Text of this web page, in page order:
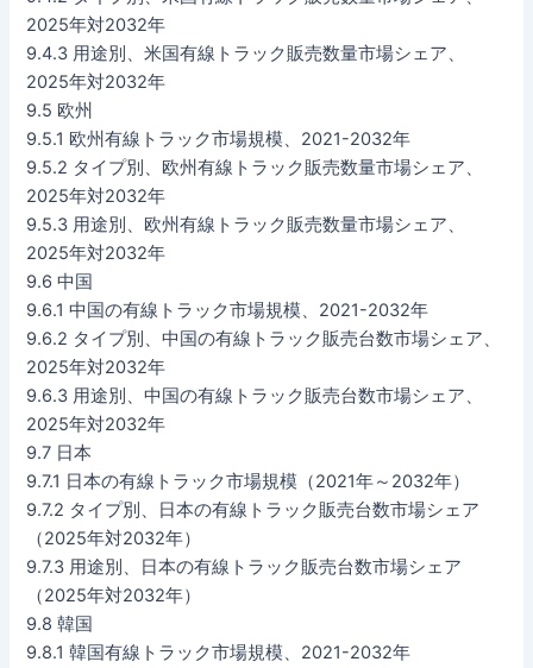
2025年対2032年
9.4.3 用途別、米国有線トラック販売数量市場シェア、
2025年対2032年
9.5 欧州
9.5.1 欧州有線トラック市場規模、2021-2032年
9.5.2 タイプ別、欧州有線トラック販売数量市場シェア、
2025年対2032年
9.5.3 用途別、欧州有線トラック販売数量市場シェア、
2025年対2032年
9.6 中国
9.6.1 中国の有線トラック市場規模、2021-2032年
9.6.2 タイプ別、中国の有線トラック販売台数市場シェア、
2025年対2032年
9.6.3 用途別、中国の有線トラック販売台数市場シェア、
2025年対2032年
9.7 日本
9.7.1 日本の有線トラック市場規模（2021年～2032年）
9.7.2 タイプ別、日本の有線トラック販売台数市場シェア
（2025年対2032年）
9.7.3 用途別、日本の有線トラック販売台数市場シェア
（2025年対2032年）
9.8 韓国
9.8.1 韓国有線トラック市場規模、2021-2032年